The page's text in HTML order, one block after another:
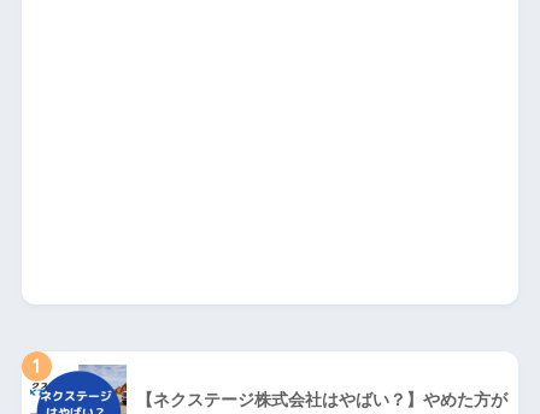
1
【ネクステージ株式会社はやばい？】やめた方が